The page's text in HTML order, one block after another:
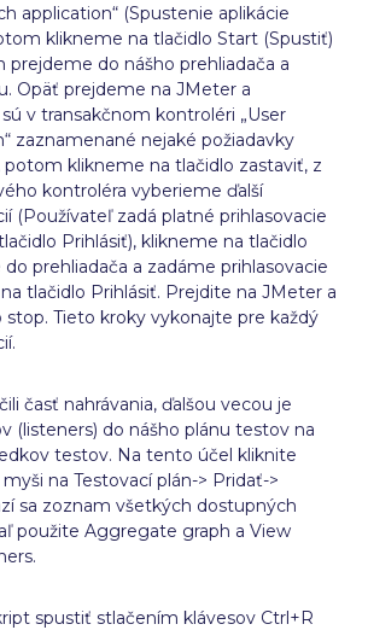
application“ (Spustenie aplikácie
klikneme na tlačidlo Start (Spustiť)
prejdeme do nášho prehliadača a
Opäť prejdeme na JMeter a
v transakčnom kontroléri „User
zaznamenané nejaké požiadavky
potom klikneme na tlačidlo zastaviť, z
kontroléra vyberieme ďalší
(Používateľ zadá platné prihlasovacie
Prihlásiť), klikneme na tlačidlo
prehliadača a zadáme prihlasovacie
tlačidlo Prihlásiť. Prejdite na JMeter a
stop. Tieto kroky vykonajte pre každý
časť nahrávania, ďalšou vecou je
(listeners) do nášho plánu testov na
testov. Na tento účel kliknite
na Testovací plán-> Pridať->
sa zoznam všetkých dostupných
použite Aggregate graph a View
spustiť stlačením klávesov Ctrl+R